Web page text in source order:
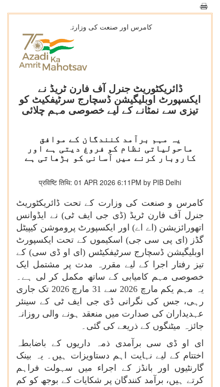
کامرس اور صنعت کی وزارتہ
ڈائریکٹوریٹ جنرل آف فارن ٹریڈ نے
ایکسپورٹ اوبلیگیشن ڈسچارج سرٹیفکیٹ کو
تیزی سے نمٹانے کے لیے خصوصی مہم چلائی
یہ مہم برآمد کنندگان کے موافق
ماحولیاتی نظام کو فروغ دیتی ہے اور
کاروبار کرنے میں آسانی کو بڑھاتی ہے
प्रविष्टि तिथि: 01 APR 2026 6:11PM by PIB Delhi
کامرس و صنعت کی وزارت کے تحت ڈائریکٹوریٹ
جنرل آف فارن ٹریڈ (ڈی جی ایف ٹی) نے ایڈوانس
اتھورائزیشن (اے اے) اور ایکسپورٹ پروموشن کیپیٹل
گڈز (ای پی سی جی) اسکیموں کے تحت ایکسپورٹ
اوبلیگیشن ڈسچارج سرٹیفکیٹس (ای او ڈی سی) کے
تیز رفتار اجرا کے لیے مقررہ مدت پر مشتمل ایک
خصوصی مہم کامیابی کے ساتھ مکمل کر لی ہے۔
یہ مہم یکم مارچ 2026 سے 31 مارچ 2026 تک جاری
رہی، جس کی نگرانی ڈی جی ایف ٹی کے سینئر
عہدیداران کی صدارت میں منعقد ہونے والی روزانہ
جائزہ میٹنگوں کے ذریعے کی گئی۔
ای او ڈی سی برآمدی ذمہ داریوں کے باضابطہ
اختتام کے لیے نہایت اہم دستاویزات ہیں۔ یہ بینک
گارنٹیوں اور بانڈز کے اجراء میں سہولت فراہم
کرتے ہیں، برآمد کنندگان پر شکایات کے بوجھ کو کم